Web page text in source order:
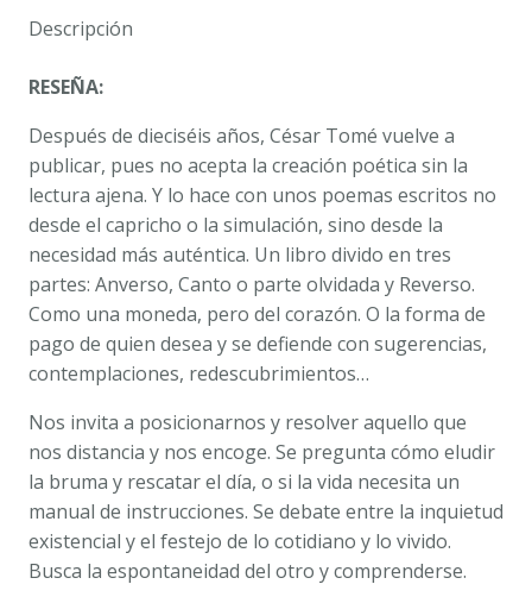
cantidad
Descripción
RESEÑA:
Después de dieciséis años, César Tomé vuelve a
publicar, pues no acepta la creación poética sin la
lectura ajena. Y lo hace con unos poemas escritos no
desde el capricho o la simulación, sino desde la
necesidad más auténtica. Un libro divido en tres
partes: Anverso, Canto o parte olvidada y Reverso.
Como una moneda, pero del corazón. O la forma de
pago de quien desea y se defiende con sugerencias,
contemplaciones, redescubrimientos…
Nos invita a posicionarnos y resolver aquello que
nos distancia y nos encoge. Se pregunta cómo eludir
la bruma y rescatar el día, o si la vida necesita un
manual de instrucciones. Se debate entre la inquietud
existencial y el festejo de lo cotidiano y lo vivido.
Busca la espontaneidad del otro y comprenderse.